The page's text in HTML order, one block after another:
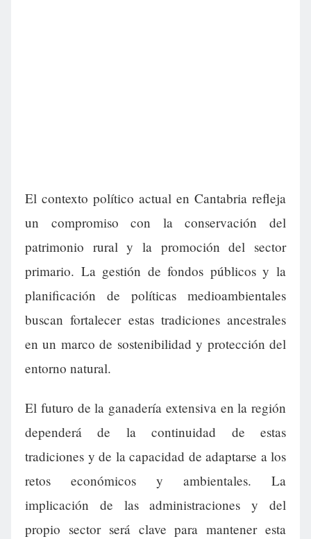
El contexto político actual en Cantabria refleja
un compromiso con la conservación del
patrimonio rural y la promoción del sector
primario. La gestión de fondos públicos y la
planificación de políticas medioambientales
buscan fortalecer estas tradiciones ancestrales
en un marco de sostenibilidad y protección del
entorno natural.
El futuro de la ganadería extensiva en la región
dependerá de la continuidad de estas
tradiciones y de la capacidad de adaptarse a los
retos económicos y ambientales. La
implicación de las administraciones y del
propio sector será clave para mantener esta